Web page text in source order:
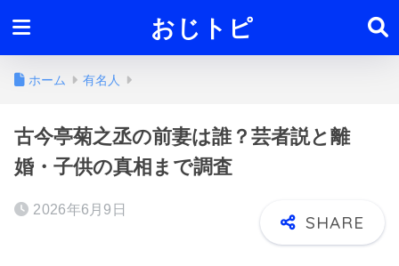
おじトピ
ホーム 有名人
古今亭菊之丞の前妻は誰？芸者説と離
婚・子供の真相まで調査
2026年6月9日